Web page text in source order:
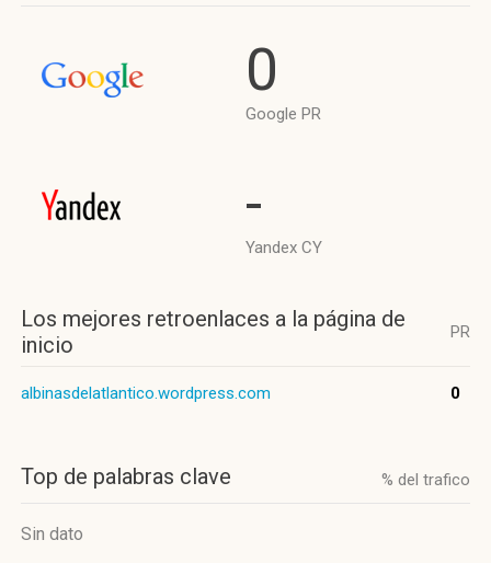
0
Google PR
-
Yandex CY
Los mejores retroenlaces a la página de
inicio
PR
albinasdelatlantico.wordpress.com 0
Top de palabras clave % del trafico
Sin dato